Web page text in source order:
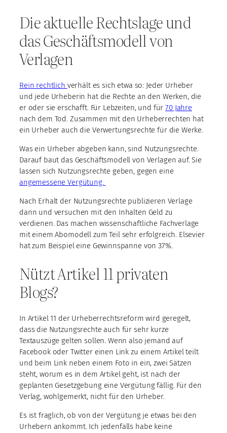
Die aktuelle Rechtslage und
das Geschäftsmodell von
Verlagen
Rein rechtlich verhält es sich etwa so: Jeder Urheber
und jede Urheberin hat die Rechte an den Werken, die
er oder sie erschafft. Für Lebzeiten, und für70 Jahre
nach dem Tod. Zusammen mit den Urheberrechten hat
ein Urheber auch die Verwertungsrechte für die Werke.
Was ein Urheber abgeben kann, sind Nutzungsrechte.
Darauf baut das Geschäftsmodell von Verlagen auf. Sie
lassen sich Nutzungsrechte geben, gegen eine
angemessene Vergütung.
Nach Erhalt der Nutzungsrechte publizieren Verlage
dann und versuchen mit den Inhalten Geld zu
verdienen. Das machen wissenschaftliche Fachverlage
mit einem Abomodell zum Teil sehr erfolgreich. Elsevier
hat zum Beispiel eine Gewinnspanne von 37%.
Nützt Artikel 11 privaten
Blogs?
In Artikel 11 der Urheberrechtsreform wird geregelt,
dass die Nutzungsrechte auch für sehr kurze
Textauszüge gelten sollen. Wenn also jemand auf
Facebook oder Twitter einen Link zu einem Artikel teilt
und beim Link neben einem Foto in ein, zwei Sätzen
steht, worum es in dem Artikel geht, ist nach der
geplanten Gesetzgebung eine Vergütung fällig. Für den
Verlag, wohlgemerkt, nicht für den Urheber.
Es ist fraglich, ob von der Vergütung je etwas bei den
Urhebern ankommt. Ich jedenfalls habe keine